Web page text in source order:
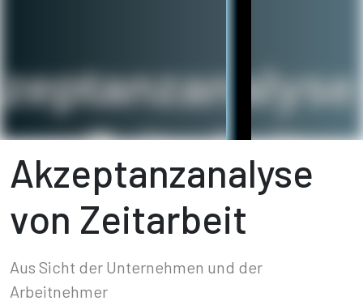
Akzeptanzanalyse
von Zeitarbeit
Aus Sicht der Unternehmen und der
Arbeitnehmer